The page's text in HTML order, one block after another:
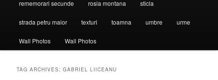
rememorari secunde rosia montana sticla
strada petru maior texturi toamna umbre urme
Wall Photos Wall Photos
TAG ARCHIVES:GABRIEL LIICEANU